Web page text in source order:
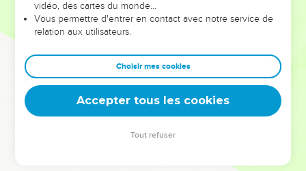
sont elles qui les ont façonnés.
Dans cette conférence, leaders, entrepreneurs, et responsables
clés pour avancer avec plus de sagesse afin que leurs erreurs
deviennent vos tremplins. Que vous guidiez un ministère, une
équipe, un groupe ou une famille, leur expérience est faite
vidéo, des cartes du monde…
Vous permettre d'entrer en contact avec notre service de
relation aux utilisateurs.
Choisir mes cookies
Accepter tous les cookies
Tout refuser